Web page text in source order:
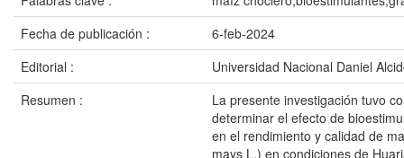
Fecha de publicación :
6-feb-2024
Editorial :
Universidad Nacional Daniel
Resumen :
La presente investigación tuvo
determinar el efecto de
en el rendimiento y calidad de
mays L.) en condiciones de